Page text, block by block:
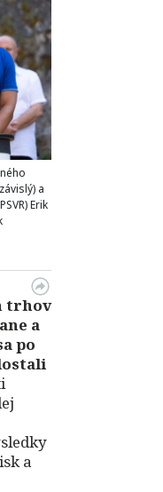
a
Erik
trhov
a
po
a